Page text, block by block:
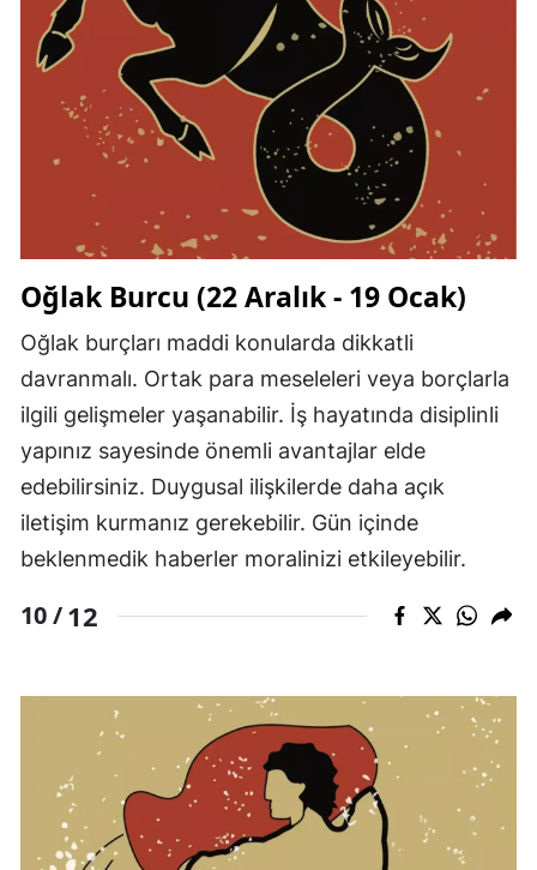
Oğlak Burcu (22 Aralık - 19 Ocak)
Oğlak burçları maddi konularda dikkatli
davranmalı. Ortak para meseleleri veya borçlarla
ilgili gelişmeler yaşanabilir. İş hayatında disiplinli
yapınız sayesinde önemli avantajlar elde
edebilirsiniz. Duygusal ilişkilerde daha açık
iletişim kurmanız gerekebilir. Gün içinde
beklenmedik haberler moralinizi etkileyebilir.
10 /12